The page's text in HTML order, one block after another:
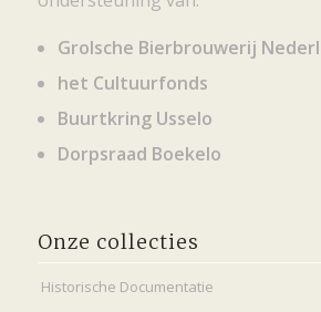
Grolsche Bierbrouwerij
het Cultuurfonds
Buurtkring Usselo
Dorpsraad Boekelo
Onze collecties
Historische Documentatie